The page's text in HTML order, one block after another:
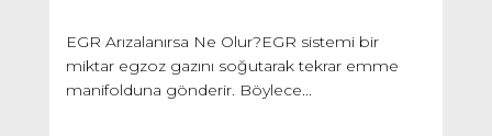
EGR Arızalanırsa Ne Olur?EGR sistemi bir
miktar egzoz gazını soğutarak tekrar emme
manifolduna gönderir. Böylece...